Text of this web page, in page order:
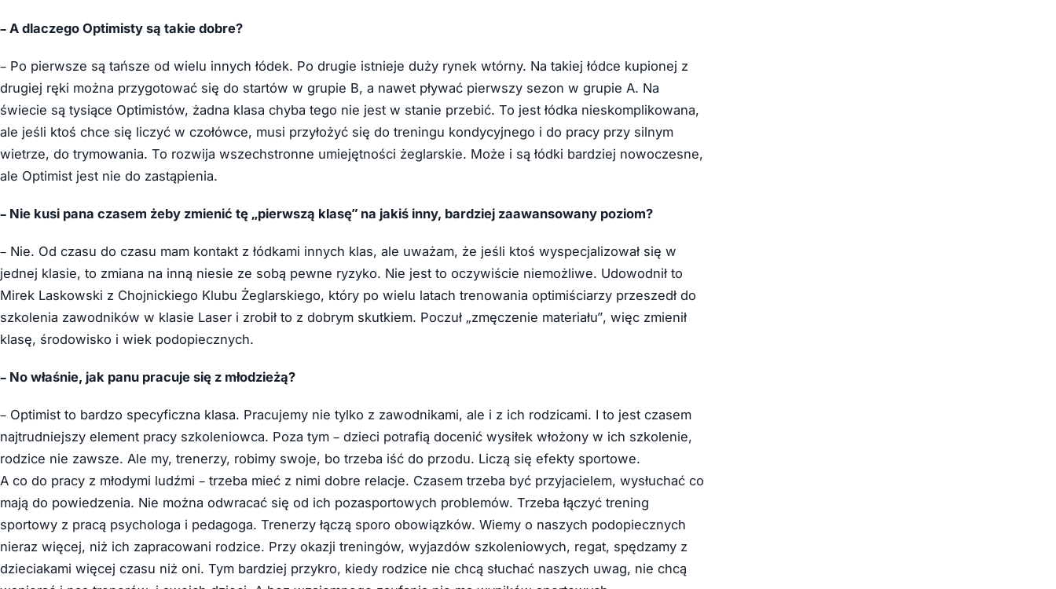
– A dlaczego Optimisty są takie dobre?
– Po pierwsze są tańsze od wielu innych łódek. Po drugie istnieje duży rynek wtórny. Na takiej łódce kupionej z
drugiej ręki można przygotować się do startów w grupie B, a nawet pływać pierwszy sezon w grupie A. Na
świecie są tysiące Optimistów, żadna klasa chyba tego nie jest w stanie przebić. To jest łódka nieskomplikowana,
ale jeśli ktoś chce się liczyć w czołówce, musi przyłożyć się do treningu kondycyjnego i do pracy przy silnym
wietrze, do trymowania. To rozwija wszechstronne umiejętności żeglarskie. Może i są łódki bardziej nowoczesne,
ale Optimist jest nie do zastąpienia.
– Nie kusi pana czasem żeby zmienić tę „pierwszą klasę” na jakiś inny, bardziej zaawansowany poziom?
– Nie. Od czasu do czasu mam kontakt z łódkami innych klas, ale uważam, że jeśli ktoś wyspecjalizował się w
jednej klasie, to zmiana na inną niesie ze sobą pewne ryzyko. Nie jest to oczywiście niemożliwe. Udowodnił to
Mirek Laskowski z Chojnickiego Klubu Żeglarskiego, który po wielu latach trenowania optimiściarzy przeszedł do
szkolenia zawodników w klasie Laser i zrobił to z dobrym skutkiem. Poczuł „zmęczenie materiału”, więc zmienił
klasę, środowisko i wiek podopiecznych.
– No właśnie, jak panu pracuje się z młodzieżą?
– Optimist to bardzo specyficzna klasa. Pracujemy nie tylko z zawodnikami, ale i z ich rodzicami. I to jest czasem
najtrudniejszy element pracy szkoleniowca. Poza tym – dzieci potrafią docenić wysiłek włożony w ich szkolenie,
rodzice nie zawsze. Ale my, trenerzy, robimy swoje, bo trzeba iść do przodu. Liczą się efekty sportowe.
A co do pracy z młodymi ludźmi – trzeba mieć z nimi dobre relacje. Czasem trzeba być przyjacielem, wysłuchać co
mają do powiedzenia. Nie można odwracać się od ich pozasportowych problemów. Trzeba łączyć trening
sportowy z pracą psychologa i pedagoga. Trenerzy łączą sporo obowiązków. Wiemy o naszych podopiecznych
nieraz więcej, niż ich zapracowani rodzice. Przy okazji treningów, wyjazdów szkoleniowych, regat, spędzamy z
dzieciakami więcej czasu niż oni. Tym bardziej przykro, kiedy rodzice nie chcą słuchać naszych uwag, nie chcą